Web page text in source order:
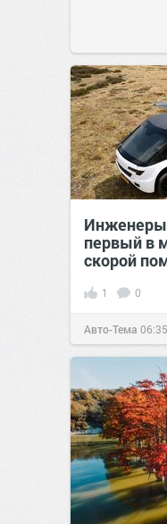
Инженеры
первый в
скорой
1 0
Авто-Тема 06:35